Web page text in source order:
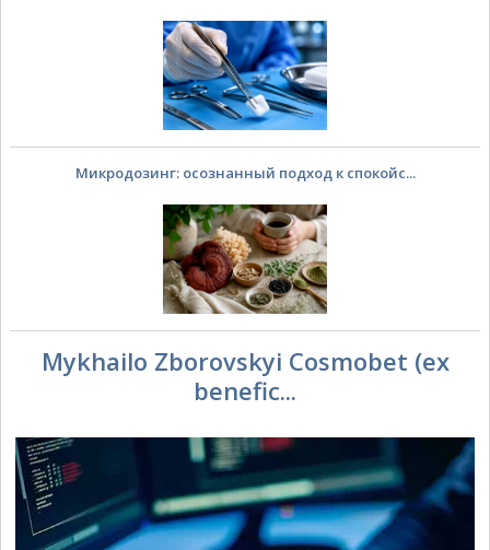
Микродозинг: осознанный подход к спокойс...
Mykhailo Zborovskyi Cosmobet (ex
benefic...